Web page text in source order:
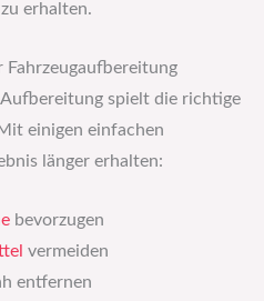
erhalten.
Fahrzeugaufbereitung
spielt die richtige
einigen einfachen
länger erhalten:
bevorzugen
vermeiden
entfernen